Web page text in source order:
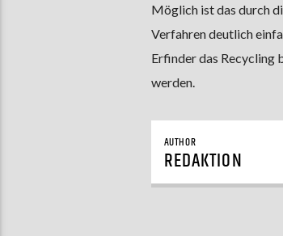
Möglich ist das durch
Verfahren deutlich
Erfinder das Recycling
werden.
AUTHOR
REDAKTION